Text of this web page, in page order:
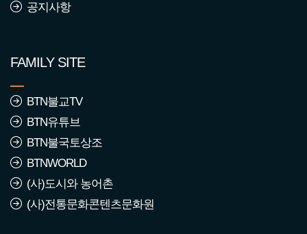
공지사항
FAMILY SITE
BTN불교TV
BTN유튜브
BTN불국토상조
BTNWORLD
(사)도시와 농어촌
(사)전통문화콘텐츠문화원